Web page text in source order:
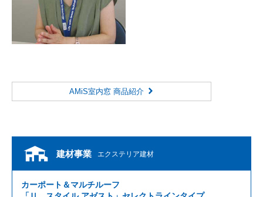
AMiS室内窓 商品紹介
建材事業 エクステリア建材
カーポート＆マルチルーフ